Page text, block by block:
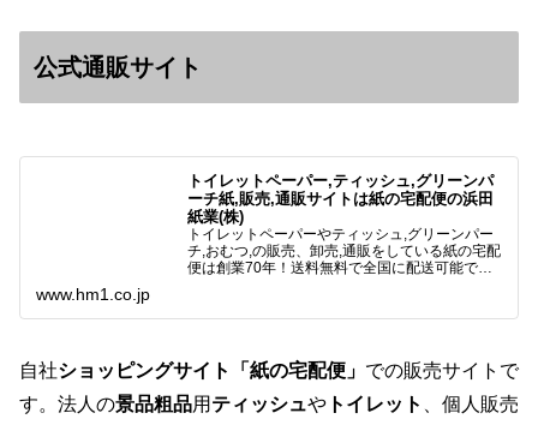
公式通販サイト
トイレットペーパー,ティッシュ,グリーンパ
ーチ紙,販売,通販サイトは紙の宅配便の浜田
紙業(株)
トイレットペーパーやティッシュ,グリーンパー
チ,おむつ,の販売、卸売,通販をしている紙の宅配
便は創業70年！送料無料で全国に配送可能で
様と歩んでまいりま…
www.hm1.co.jp
自社ショッピングサイト「紙の宅配便」 での販売サイトで
す。法人の景品粗品用 ティッシュや トイレット
、個人販売